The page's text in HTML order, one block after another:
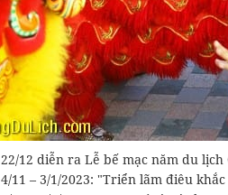
22/12 diễn ra Lễ bế mạc năm du lịch
4/11 – 3/1/2023: "Triển lãm điêu